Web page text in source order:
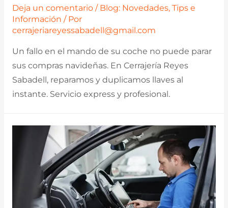
Deja un comentario / Blog: Novedades, Tips e
Información / Por
cerrajeriareyessabadell@gmail.com
Un fallo en el mando de su coche no puede parar
sus compras navideñas. En Cerrajería Reyes
Sabadell, reparamos y duplicamos llaves al
instante. Servicio express y profesional.